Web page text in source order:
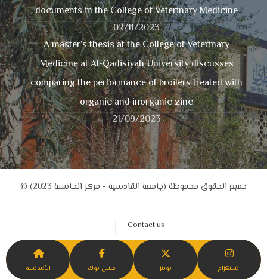
documents in the College of Veterinary Medicine
02/11/2023
A master’s thesis at the College of Veterinary
Medicine at Al-Qadisiyah University discusses
comparing the performance of broilers treated with
organic and inorganic zinc
21/09/2023
© جميع الحقوق محفوظة (جامعة القادسية - مركز الحاسبة 2023)
Contact us
الأساسية فيس بوك تويتر انستكرام